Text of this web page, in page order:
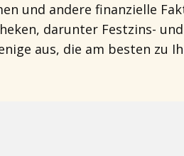
und andere finanzielle
darunter Festzins-
aus, die am besten zu